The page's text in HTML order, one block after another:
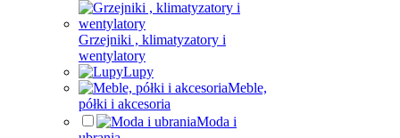
Grzejniki , klimatyzatory i
wentylatory
Lupy
Meble,
półki i akcesoria
Moda i